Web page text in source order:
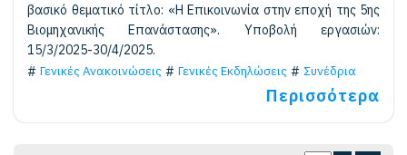
βασικό θεματικό τίτλο: «Η Επικοινωνία στην εποχή της 5ης
Βιομηχανικής Επανάστασης». Υποβολή εργασιών:
15/3/2025-30/4/2025.
Γενικές Ανακοινώσεις
Γενικές Εκδηλώσεις Συνέδρια
Περισσότερα